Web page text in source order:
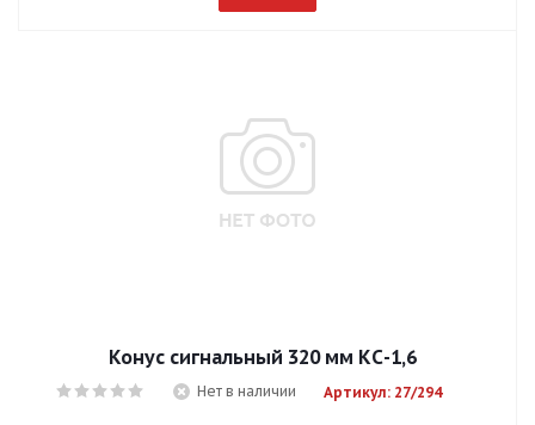
Конус сигнальный 320 мм КС-1,6
Нет в наличии Артикул: 27/294